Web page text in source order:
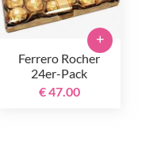
Ferrero Rocher
24er-Pack
€ 47.00
+